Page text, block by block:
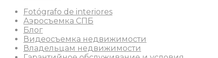
Fotógrafo de interiores
Аэросъемка СПБ
Блог
Видеосъемка недвижимости
Владельцам недвижимости